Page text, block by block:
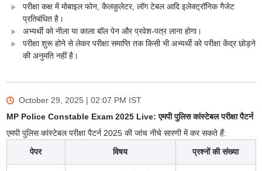
परीक्षा कक्ष में मोबाइल फोन, कैलकुलेटर, लॉग टेबल आदि इलेक्ट्रॉनिक गैजेट
प्रतिबंधित है।
अभ्यर्थी को नीला या काला बॉल पेन और प्रवेश-पत्र लाना होगा।
परीक्षा शुरू होने से लेकर परीक्षा समाप्ति तक किसी भी अभ्यर्थी को परीक्षा केंद्र छोड़ने
की अनुमति नहीं है।
October 29, 2025 | 02:07 PM IST
MP Police Constable Exam 2025 Live: एमपी पुलिस कांस्टेबल परीक्षा पैटर्न
एमपी पुलिस कांस्टेबल परीक्षा पैटर्न 2025 की जांच नीचे सारणी में कर सकते हैं:
पेपर
विषय प्रश्नों की संख्या